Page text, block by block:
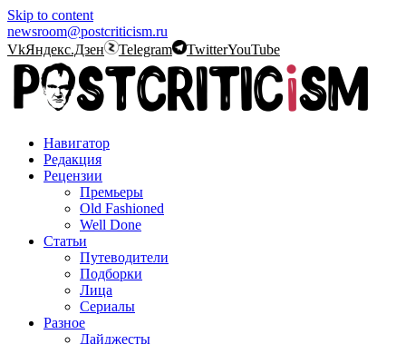
Skip to content
newsroom@postcriticism.ru
VkЯндекс.Дзен Telegram TwitterYouTube
Навигатор
Редакция
Рецензии
Премьеры
Old Fashioned
Well Done
Статьи
Путеводители
Подборки
Лица
Сериалы
Разное
Дайджесты